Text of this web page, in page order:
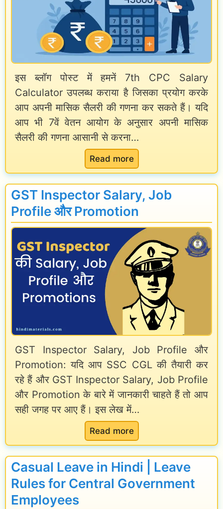
t
h
P
a
y
C
o
m
m
i
s
o
n
A
l
l
o
w
a
n
c
e
s
P
D
F
s
A
l
l
o
w
a
n
c
e
M
e
a
n
i
n
g
i
n
H
i
n
d
i
|
D
A
M
e
इस ब्लॉग पोस्ट में हमनें 7th CPC Salary
Calculator उपलब्ध कराया है जिसका प्रयोग करके
आप अपनी मासिक सैलरी की गणना कर सकते हैं। यदि
आप भी 7वें वेतन आयोग के अनुसार अपनी मासिक
सैलरी की गणना आसानी से करना…
Read more:
7
t
h
C
P
C
S
a
l
a
r
y
C
a
l
c
u
l
a
GST Inspector Salary, Job
Profile और Promotion
GST Inspector Salary, Job Profile और
Promotion: यदि आप SSC CGL की तैयारी कर
रहे हैं और GST Inspector Salary, Job Profile
और Promotion के बारे में जानकारी चाहते हैं तो आप
सही जगह पर आए हैं। इस लेख में…
Read more:
G
S
T
Casual Leave in Hindi | Leave
Rules for Central Government
Employees